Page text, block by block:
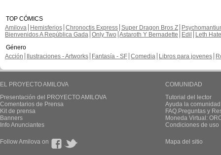
TOP CÓMICS
Amilova
Hemisferios Chronoctis Express Super Dragon Bros Z
Bienvenidos A República Gada Only Two Astaroth Y Bernadette Edil
Leth Hate
Género
Acción
Ilustraciones - Artworks Fantasía - SF Comedia Libros para jovenes
EL PROYECTO AMILOVA
Presentación del PROYECTO AMILOVA
Comentarios de Prensa
Kit de prensa
Banners
Info Anunciantes
COMUNIDAD
Tutorial del lector
Ayuda la
FAQ.Preguntas y
Moneda Virtual:
Condiciones de uso
Follow Amilova on Mapa del sitio